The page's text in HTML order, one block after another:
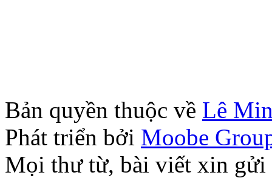
Bản quyền thuộc về Lê
Phát triển bởi Moobe
Mọi thư từ, bài viết xin gửi